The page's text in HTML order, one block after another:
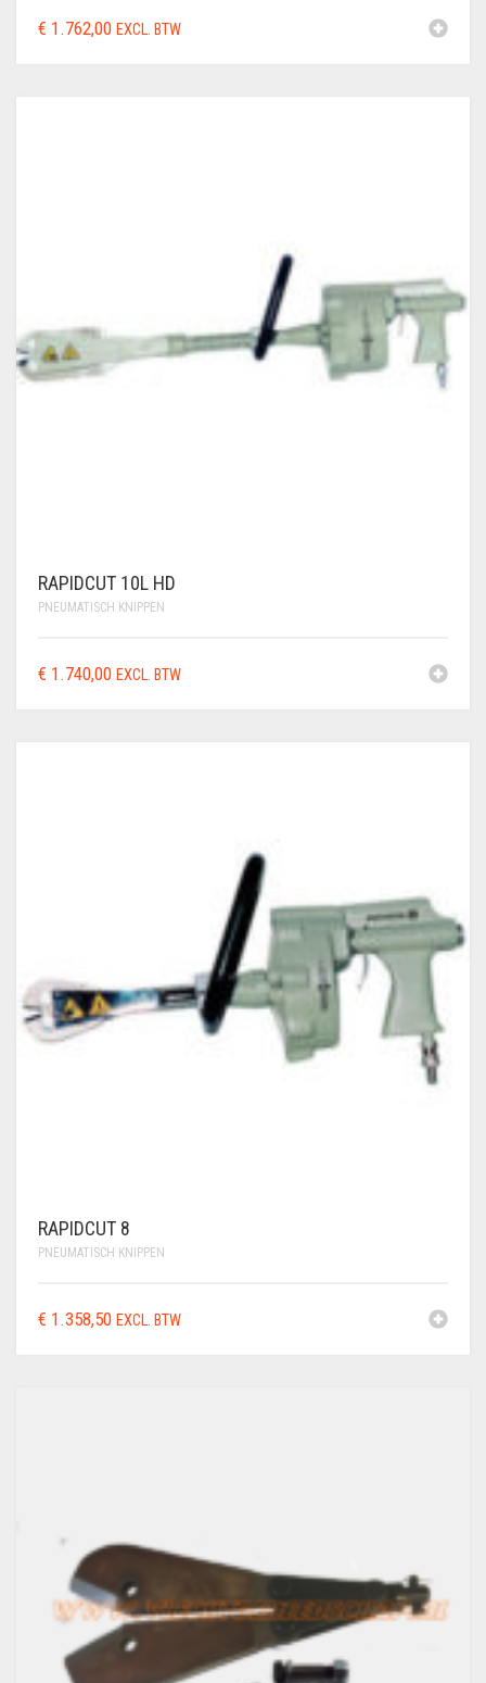
€ 1.762,00 EXCL. BTW
RAPIDCUT 10L HD
PNEUMATISCH KNIPPEN
€ 1.740,00 EXCL. BTW
RAPIDCUT 8
PNEUMATISCH KNIPPEN
€ 1.358,50 EXCL. BTW